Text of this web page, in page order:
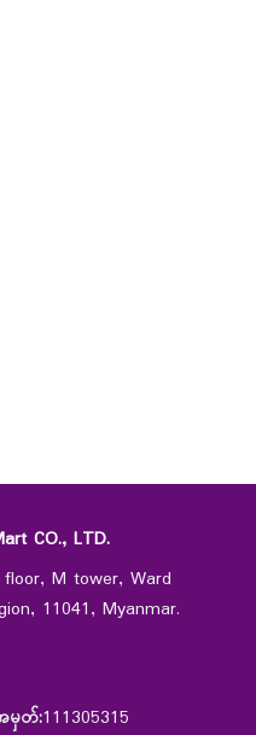
CO., LTD.
M tower, Ward
11041, Myanmar.
မှတ်:111305315